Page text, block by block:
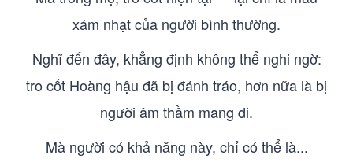
xám nhạt của người bình thường.
Nghĩ đến đây, khẳng định không thể nghi ngờ:
tro cốt Hoàng hậu đã bị đánh tráo, hơn nữa là bị
người âm thầm mang đi.
Mà người có khả năng này, chỉ có thể là...